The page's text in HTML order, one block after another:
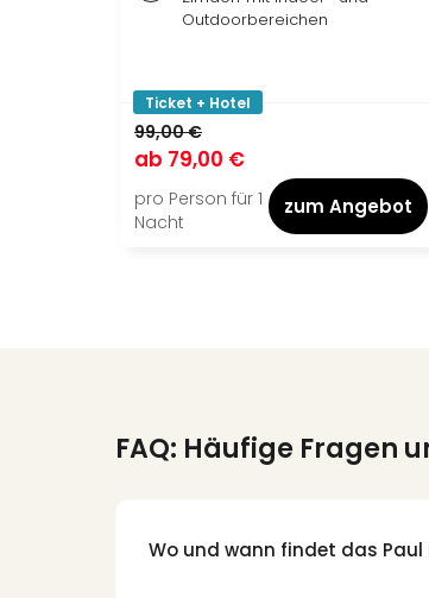
Outdoorbereichen
Ticket + Hotel
99,00 €
ab 79,00 €
pro Person für 1
Nacht
zum Angebot
FAQ: Häufige Fragen
Wo und wann findet das